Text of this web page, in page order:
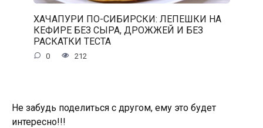
ХАЧАПУРИ ПО-СИБИРСКИ: ЛЕПЕШКИ НА
КЕФИРЕ БЕЗ СЫРА, ДРОЖЖЕЙ И БЕЗ
РАСКАТКИ ТЕСТА
0 212
Не забудь поделиться с другом, ему это будет
интересно!!!